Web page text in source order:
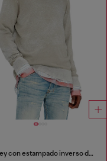
Jersey con estampado inverso descolorido